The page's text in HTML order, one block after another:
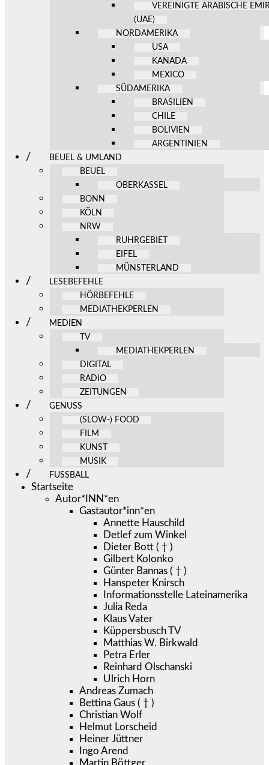
VEREINIGTE ARABISCHE
(UAE)
NORDAMERIKA
USA
KANADA
MEXICO
SÜDAMERIKA
BRASILIEN
CHILE
BOLIVIEN
ARGENTINIEN
BEUEL & UMLAND
BEUEL
OBERKASSEL
BONN
KÖLN
NRW
RUHRGEBIET
EIFEL
MÜNSTERLAND
LESEBEFEHLE
HÖRBEFEHLE
MEDIATHEKPERLEN
MEDIEN
TV
MEDIATHEKPERLEN
DIGITAL
RADIO
ZEITUNGEN
GENUSS
(SLOW-) FOOD
FILM
KUNST
MUSIK
FUSSBALL
Startseite
Autor*INN*en
Gastautor*inn*en
Annette Hauschild
Detlef zum Winkel
Dieter Bott ( † )
Gilbert Kolonko
Günter Bannas ( † )
Hanspeter Knirsch
Informationsstelle Lateinamerika
Julia Reda
Klaus Vater
Küppersbusch TV
Matthias W. Birkwald
Petra Erler
Reinhard Olschanski
Ulrich Horn
Andreas Zumach
Bettina Gaus ( † )
Christian Wolf
Helmut Lorscheid
Heiner Jüttner
Ingo Arend
Martin Böttger